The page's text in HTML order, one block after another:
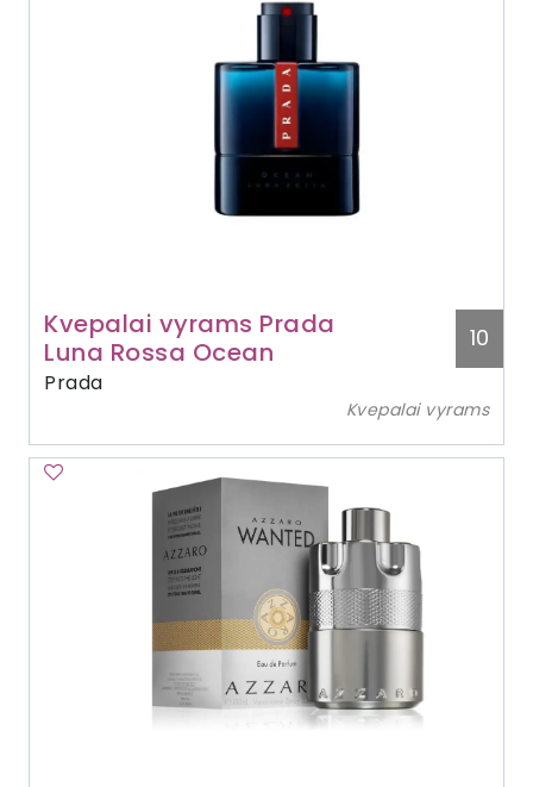
Kvepalai vyrams Prada
Luna Rossa Ocean
Prada
10
Kvepalai vyrams